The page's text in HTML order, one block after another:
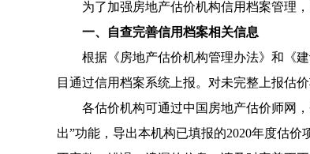
为了加强房地产估价机构信用档案管理
一、自查完善信用档案相关信息
根据《房地产估价机构管理办法》和《
目通过信用档案系统上报。对未完整上报估
各估价机构可通过中国房地产估价师网
出”功能，导出本机构已填报的2020年度估价